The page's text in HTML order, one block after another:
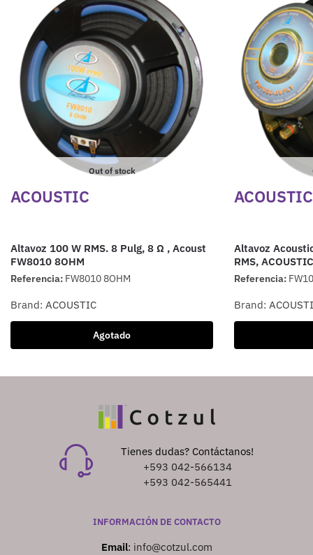
Out of stock
ACOUSTIC
Altavoz 100 W RMS. 8 Pulg, 8 Ω , Acoust
FW8010 8OHM
Referencia: FW8010 8OHM
Brand: ACOUSTIC
Agotado
ACOUSTIC
Altavoz
RMS,
Referencia:
Brand:
Tienes dudas? Contáctanos!
+593 042-566134
+593 042-565441
INFORMACIÓN DE CONTACTO
Email: info@cotzul.com